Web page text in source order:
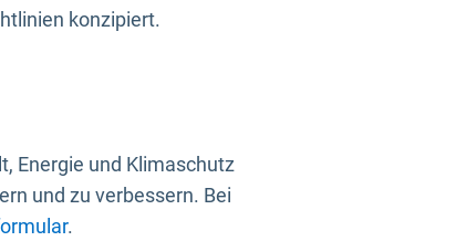
konzipiert.
Energie und Klimaschutz
und zu verbessern. Bei
.